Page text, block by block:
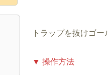
トラップを抜けゴ
▼ 操作方法